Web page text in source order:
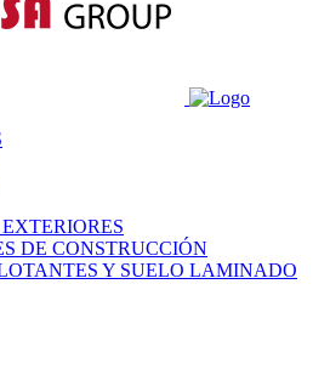
DE CONSTRUCCIÓN
Y SUELO LAMINADO